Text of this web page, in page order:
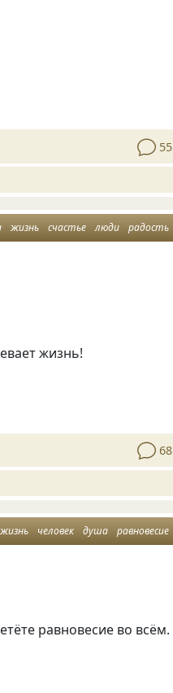
55
жизнь счастье люди радость
жизнь!
68
жизнь человек душа равновесие
равновесие во всём.